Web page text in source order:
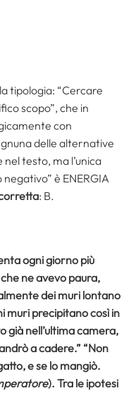
tipologia: “Cercare
scopo”, che in
con
delle alternative
testo, ma l’unica
è ENERGIA
: B.
ogni giorno più
ne avevo paura,
dei muri lontano
muri precipitano così in
già nell’ultima camera,
a cadere.” “Non
e se lo mangiò.
). Tra le ipotesi